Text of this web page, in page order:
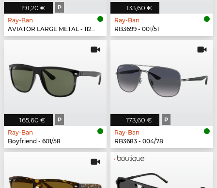
191,20 € P
Ray-Ban
AVIATOR LARGE METAL - 112/1Q
133,60 €
Ray-Ban
RB3699 - 001/51
165,60 € P
Ray-Ban
Boyfriend - 601/58
173,60 € P
Ray-Ban
RB3683 - 004/78